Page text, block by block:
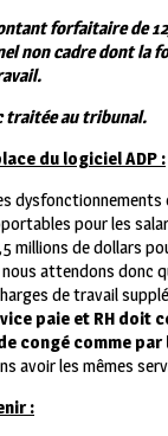
forfaitaire de
non cadre dont la
traitée au tribunal.
du logiciel ADP :
dysfonctionnements
pour les
millions de dollars
nous attendons
de travail
paie et RH doit
congé comme par
avoir les mêmes
: